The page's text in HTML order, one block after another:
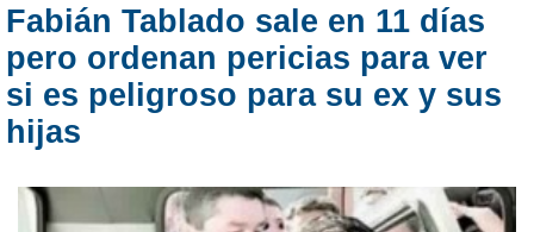
Fabián Tablado sale en 11 días
pero ordenan pericias para ver
si es peligroso para su ex y sus
hijas